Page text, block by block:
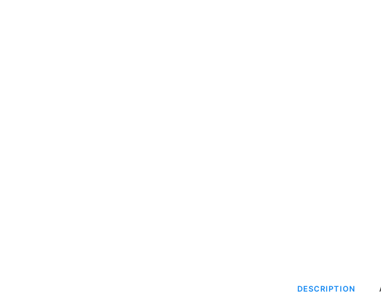
DESCRIPTION